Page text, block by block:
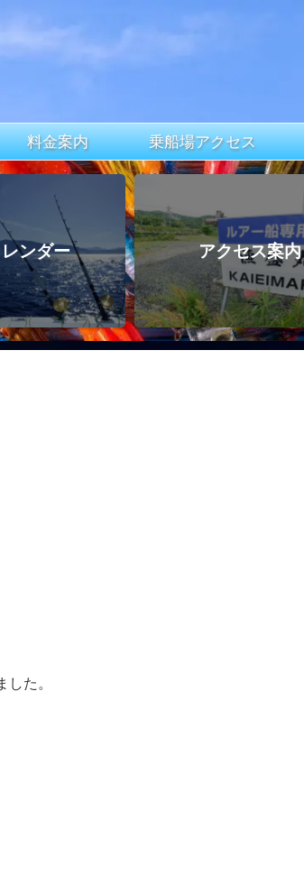
料金案内 乗船場アクセス
ンダー アクセス案内
た。